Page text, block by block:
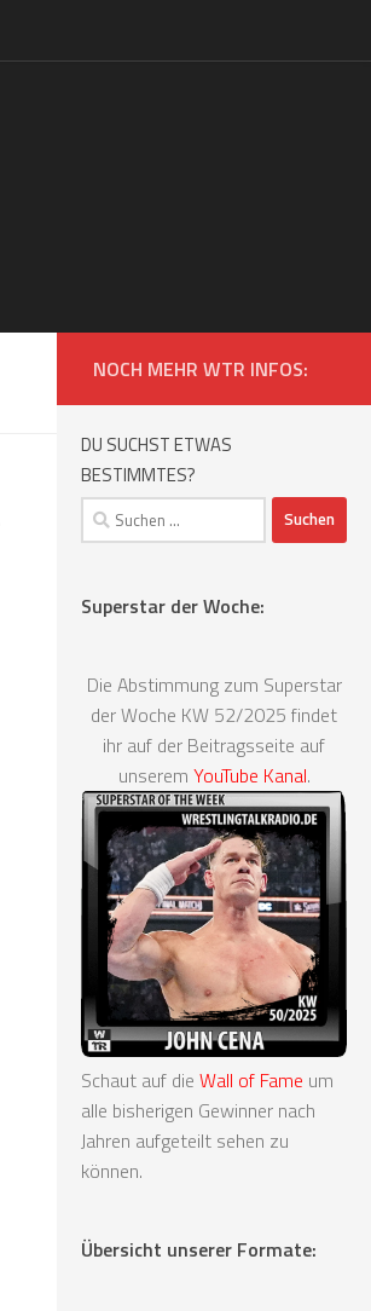
NOCH MEHR WTR INFOS:
DU SUCHST ETWAS
BESTIMMTES?
Suchen
nach:
Superstar der Woche:
Die Abstimmung zum Superstar
der Woche KW 52/2025 findet
ihr auf der Beitragsseite auf
unserem YouTube Kanal.
Schaut auf die Wall of Fame um
alle bisherigen Gewinner nach
Jahren aufgeteilt sehen zu
können.
Übersicht unserer Formate: